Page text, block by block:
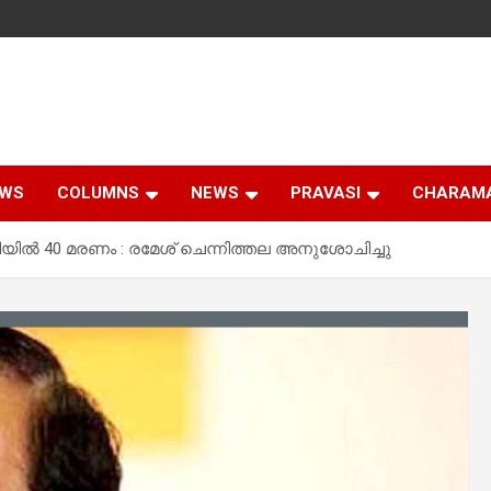
COLUMNS NEWS PRAVASI
40 മരണം : രമേശ് ചെന്നിത്തല അനുശോചിച്ചു